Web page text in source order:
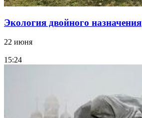
Экология двойного назначения
22 июня
15:24